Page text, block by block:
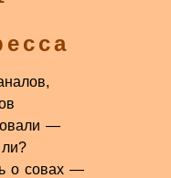
—
о совах —